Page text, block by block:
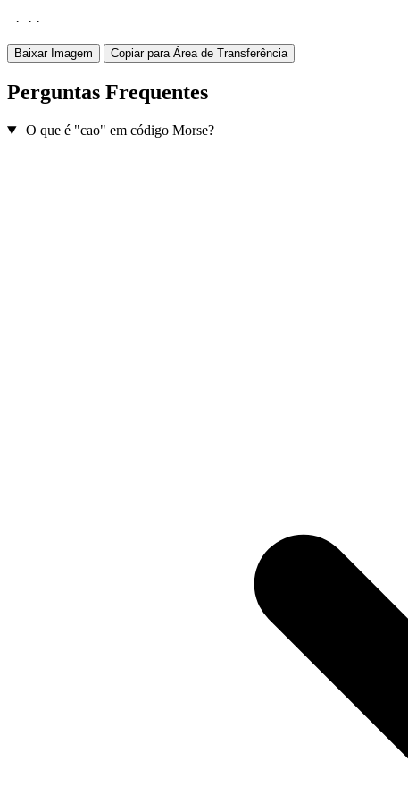
−·−· ·− −−−
Baixar Imagem Copiar para Área de Transferência
Perguntas Frequentes
O que é "cao" em código Morse?